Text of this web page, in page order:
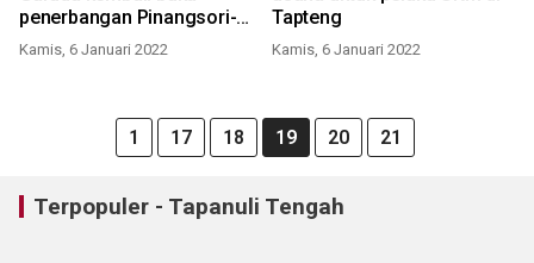
penerbangan Pinangsori-
Jakarta
Kamis, 6 Januari 2022
Tapteng
Kamis, 6 Januari 2022
1 17 18 19 20 21
Terpopuler - Tapanuli Tengah